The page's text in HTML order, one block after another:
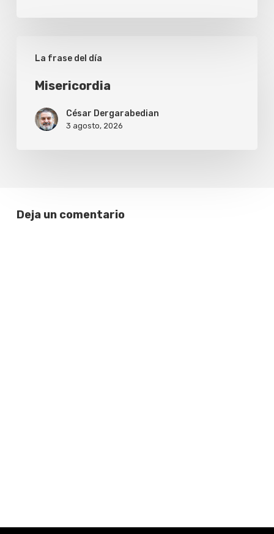
La frase del día
Misericordia
César Dergarabedian
3 agosto, 2026
Deja un comentario